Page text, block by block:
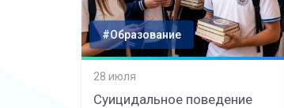
#Образование
28 июля
Суицидальное поведение